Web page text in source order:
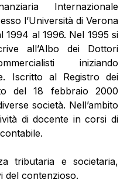
Internazionale
l’Università di Verona
1994 al 1996. Nel 1995 si
all’Albo dei Dottori
iniziando
Iscritto al Registro dei
del 18 febbraio 2000
società. Nell’ambito
di docente in corsi di
tributaria e societaria,
del contenzioso.